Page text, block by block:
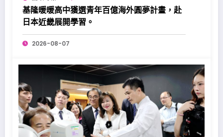
基隆暖暖高中獲選青年百億海外圓夢計畫，赴
日本近畿展開學習。
2026-08-07